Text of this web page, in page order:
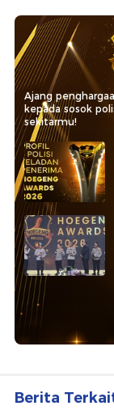
Ajang
kepada sosok
sekitarmu!
Berita